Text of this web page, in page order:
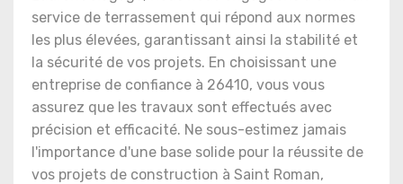
service de terrassement qui répond aux normes
les plus élevées, garantissant ainsi la stabilité et
la sécurité de vos projets. En choisissant une
entreprise de confiance à 26410, vous vous
assurez que les travaux sont effectués avec
précision et efficacité. Ne sous-estimez jamais
l'importance d'une base solide pour la réussite de
vos projets de construction à Saint Roman,